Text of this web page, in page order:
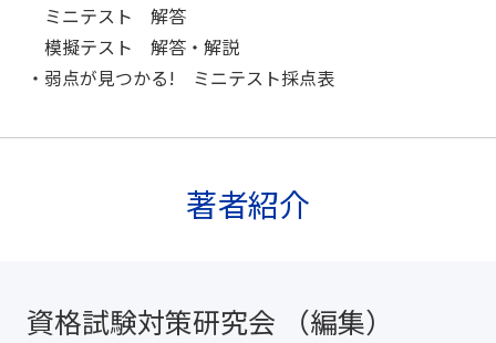
ミニテスト 解答
模擬テスト 解答・解説
・弱点が見つかる! ミニテスト採点表
著者紹介
資格試験対策研究会 （編集）